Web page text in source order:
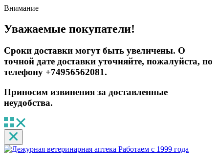
Внимание
Уважаемые покупатели!
Сроки доставки могут быть увеличены. О
точной дате доставки уточняйте, пожалуйста, по
телефону +74956562081.
Приносим извинения за доставленные
неудобства.
Работаем с 1999 года